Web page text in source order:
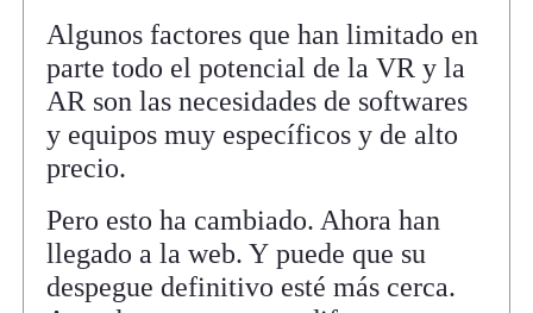
Algunos factores que han limitado en
parte todo el potencial de la VR y la
AR son las necesidades de softwares
y equipos muy específicos y de alto
precio.
Pero esto ha cambiado. Ahora han
llegado a la web. Y puede que su
despegue definitivo esté más cerca.